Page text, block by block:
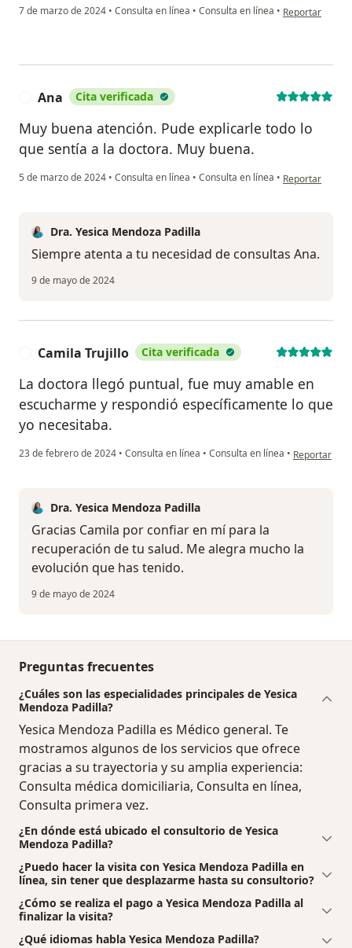
7 de marzo de 2024 • Consulta en línea • Consulta en línea • en opinión del
Reportar
Ana Cita verificada
Muy buena atención. Pude explicarle todo lo
que sentía a la doctora. Muy buena.
5 de marzo de 2024 • Consulta en línea • Consulta en línea • en opinión del
Reportar
Dra. Yesica Mendoza Padilla
Siempre atenta a tu necesidad de consultas Ana.
9 de mayo de 2024
Camila Trujillo Cita verificada
La doctora llegó puntual, fue muy amable en
escucharme y respondió específicamente lo que
yo necesitaba.
23 de febrero de 2024 • Consulta en línea • Consulta en línea • en opinión
Reportar
Dra. Yesica Mendoza Padilla
Gracias Camila por confiar en mí para la
recuperación de tu salud. Me alegra mucho la
evolución que has tenido.
9 de mayo de 2024
Preguntas frecuentes
¿Cuáles son las especialidades principales de Yesica
Mendoza Padilla?
Yesica Mendoza Padilla es Médico general. Te
mostramos algunos de los servicios que ofrece
gracias a su trayectoria y su amplia experiencia:
Consulta médica domiciliaria, Consulta en línea,
Consulta primera vez.
¿En dónde está ubicado el consultorio de Yesica
Mendoza Padilla?
¿Puedo hacer la visita con Yesica Mendoza Padilla en
línea, sin tener que desplazarme hasta su consultorio?
¿Cómo se realiza el pago a Yesica Mendoza Padilla al
finalizar la visita?
¿Qué idiomas habla Yesica Mendoza Padilla?